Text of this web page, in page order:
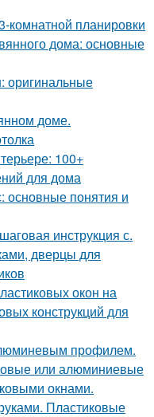
комнатной планировки
дома: основные
оригинальные
доме.
100+
для дома
основные понятия и
инструкция с.
дверцы для
окон на
конструкций для
профилем.
или алюминиевые
окнами.
Пластиковые